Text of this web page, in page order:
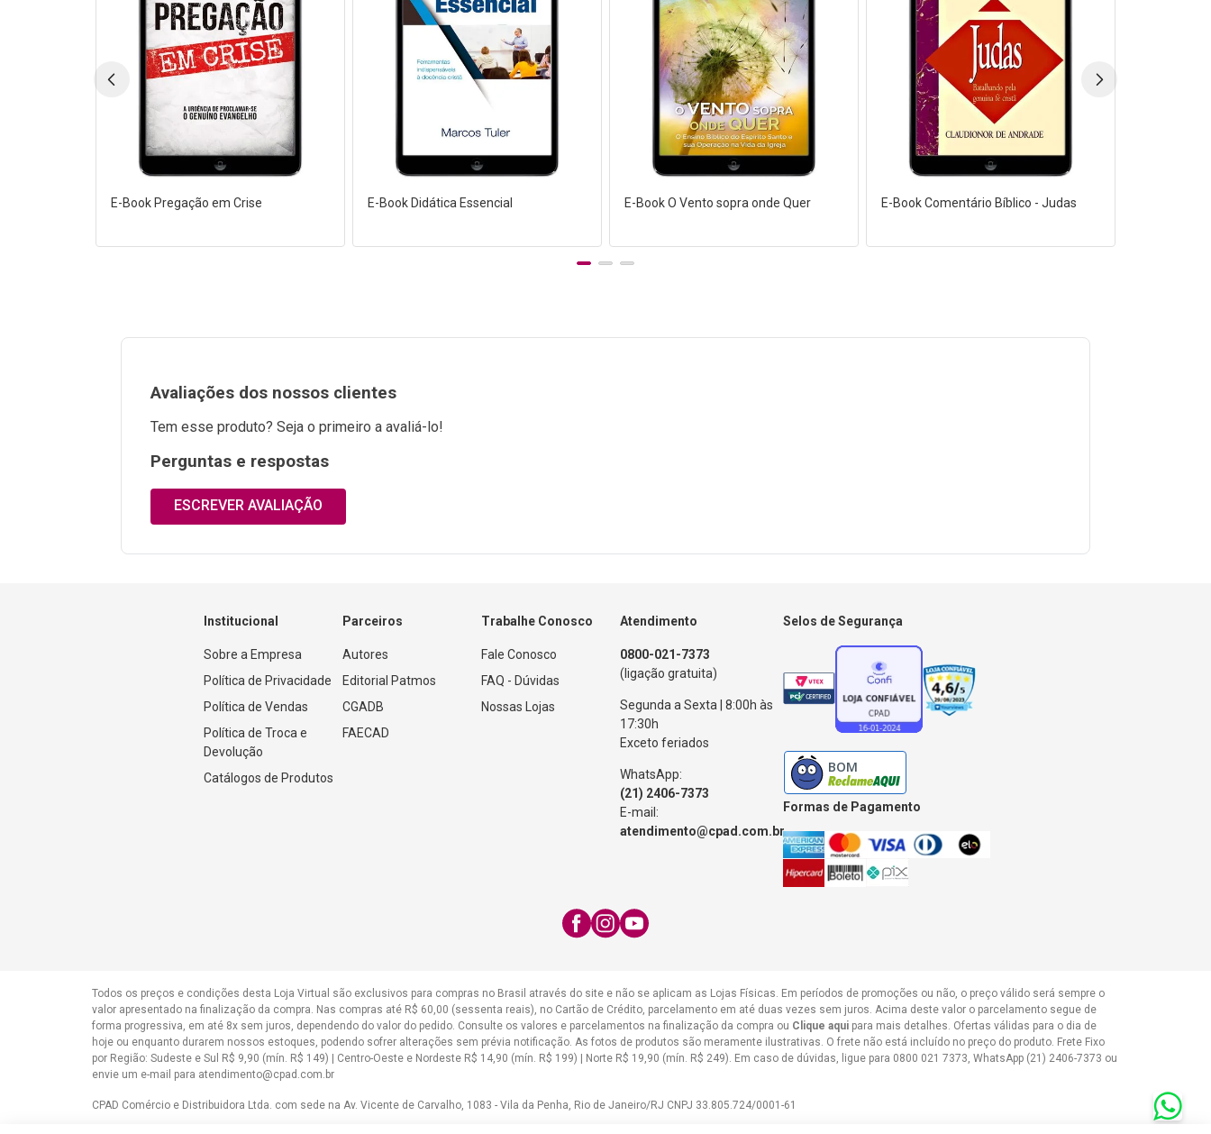
E-Book Pregação em Crise E-Book Didática Essencial E-Book O Vento sopra onde Quer E-Book Comentário Bíblico - Judas
Avaliações dos nossos clientes
Tem esse produto? Seja o primeiro a avaliá-lo!
Perguntas e respostas
ESCREVER AVALIAÇÃO
Institucional
Sobre a Empresa
Política de Privacidade
Política de Vendas
Política de Troca e
Devolução
Catálogos de Produtos
Parceiros
Autores
Editorial Patmos
CGADB
FAECAD
Trabalhe Conosco
Fale Conosco
FAQ - Dúvidas
Nossas Lojas
Atendimento
0800-021-7373
(ligação gratuita)
Segunda a Sexta | 8:00h às
17:30h
Exceto feriados
WhatsApp:
(21) 2406-7373
E-mail:
atendimento@cpad.com.br
Selos de Segurança
Formas de Pagamento
Todos os preços e condições desta Loja Virtual são exclusivos para compras no Brasil através do site e não se aplicam as Lojas Físicas. Em períodos de promoções ou não, o preço válido será sempre o
valor apresentado na finalização da compra. Nas compras até R$ 60,00 (sessenta reais), no Cartão de Crédito, parcelamento em até duas vezes sem juros. Acima deste valor o parcelamento segue de
forma progressiva, em até 8x sem juros, dependendo do valor do pedido. Consulte os valores e parcelamentos na finalização da compra ou Clique aqui para mais detalhes. Ofertas válidas para o dia de
hoje ou enquanto durarem nossos estoques, podendo sofrer alterações sem prévia notificação. As fotos de produtos são meramente ilustrativas. O frete não está incluído no preço do produto. Frete Fixo
por Região: Sudeste e Sul R$ 9,90 (mín. R$ 149) | Centro-Oeste e Nordeste R$ 14,90 (mín. R$ 199) | Norte R$ 19,90 (mín. R$ 249). Em caso de dúvidas, ligue para 0800 021 7373, WhatsApp (21) 2406-7373 ou
envie um e-mail para atendimento@cpad.com.br
CPAD Comércio e Distribuidora Ltda. com sede na Av. Vicente de Carvalho, 1083 - Vila da Penha, Rio de Janeiro/RJ CNPJ 33.805.724/0001-61